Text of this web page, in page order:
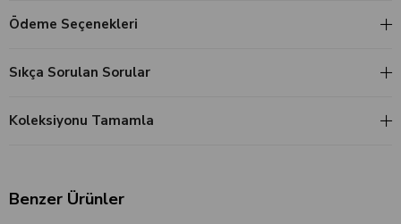
Ödeme Seçenekleri
Sıkça Sorulan Sorular
Koleksiyonu Tamamla
Benzer Ürünler